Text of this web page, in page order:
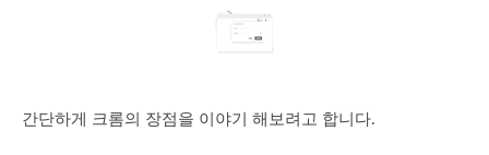
간단하게 크롬의 장점을 이야기 해보려고 합니다.